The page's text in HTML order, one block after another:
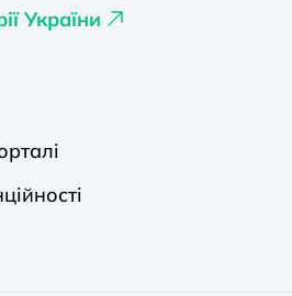
України